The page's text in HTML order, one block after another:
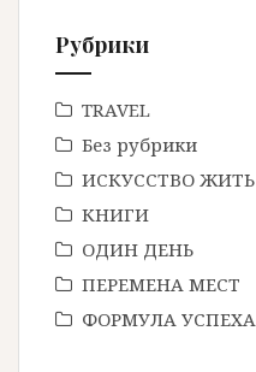
Рубрики
TRAVEL
Без рубрики
ИСКУССТВО ЖИТЬ
КНИГИ
ОДИН ДЕНЬ
ПЕРЕМЕНА МЕСТ
ФОРМУЛА УСПЕХА